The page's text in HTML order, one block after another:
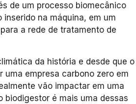
de um processo biomecânico
na máquina, em um
a rede de tratamento de
da história e desde que o
uma empresa carbono zero em
vão impactar em uma
biodigestor é mais uma dessas